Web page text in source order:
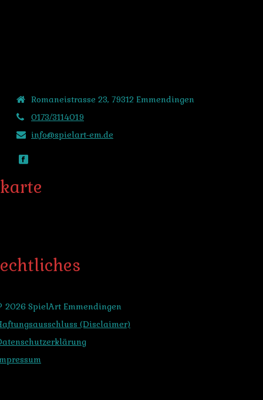
Romaneistrasse 23, 79312 Emmendingen
0173/3114019
info@spielart-em.de
karte
2026 SpielArt Emmendingen
(Disclaimer)